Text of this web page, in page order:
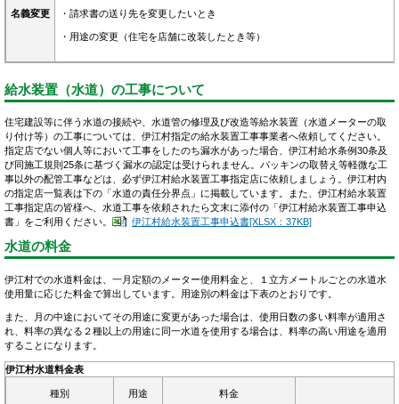
名義変更 ・請求書の送り先を変更したいとき
・用途の変更（住宅を店舗に改装したとき等）
給水装置（水道）の工事について
住宅建設等に伴う水道の接続や、水道管の修理及び改造等給水装置（水道メーターの取
り付け等）の工事については、伊江村指定の給水装置工事事業者へ依頼してください。
指定店でない個人等において工事をしたのち漏水があった場合、伊江村給水条例30条及
び同施工規則25条に基づく漏水の認定は受けられません。パッキンの取替え等軽微な工
事以外の配管工事などは、必ず伊江村給水装置工事指定店に依頼しましょう。伊江村内
の指定店一覧表は下の「水道の責任分界点」に掲載しています。また、伊江村給水装置
工事指定店の皆様へ、水道工事を依頼されたら文末に添付の「伊江村給水装置工事申込
書」をご利用ください。
伊江村給水装置工事申込書[XLSX：37KB]
水道の料金
伊江村での水道料金は、一月定額のメーター使用料金と、１立方メートルごとの水道水
使用量に応じた料金で算出しています。用途別の料金は下表のとおりです。
また、月の中途においてその用途に変更があった場合は、使用日数の多い料率が適用さ
れ、料率の異なる２種以上の用途に同一水道を使用する場合は、料率の高い用途を適用
することになります。
伊江村水道料金表
種別 用途 料金